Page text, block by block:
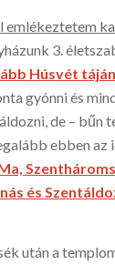
emlékeztetem
3.
Húsvét
gyónni és
de – bűn
ebben az
és
után a